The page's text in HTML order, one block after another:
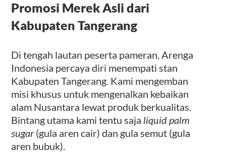
Promosi Merek Asli dari
Kabupaten Tangerang
Di tengah lautan peserta pameran, Arenga
Indonesia percaya diri menempati stan
Kabupaten Tangerang. Kami mengemban
misi khusus untuk mengenalkan kebaikan
alam Nusantara lewat produk berkualitas.
Bintang utama kami tentu saja liquid palm
sugar(gula aren cair) dan gula semut (gula
aren bubuk).